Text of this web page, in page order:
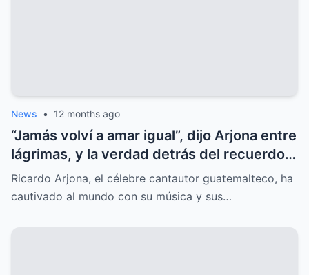
News • 12 months ago
“Jamás volví a amar igual”, dijo Arjona entre
lágrimas, y la verdad detrás del recuerdo
sorprende al mundo.
Ricardo Arjona, el célebre cantautor guatemalteco, ha
cautivado al mundo con su música y sus…